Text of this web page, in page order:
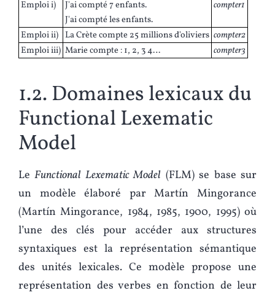
Emploi i) J'ai compté 7 enfants.
compter1
J'ai compté les enfants.
Emploi ii) La Crète compte 25 millions d'oliviers compter2
Emploi iii) Marie compte : 1, 2, 3 4… compter3
1.2. Domaines lexicaux du
Functional Lexematic
Model
LeFunctional Lexematic Model (FLM) se base sur
un modèle élaboré par Martín Mingorance
(Martín Mingorance, 1984, 1985, 1900, 1995) où
l’une des clés pour accéder aux structures
syntaxiques est la représentation sémantique
des unités lexicales. Ce modèle propose une
représentation des verbes en fonction de leur